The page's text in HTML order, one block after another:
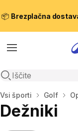
📦 Brezplačna
Meni
Odpri iskanje
Domov
Vsi športi Golf
Dežniki